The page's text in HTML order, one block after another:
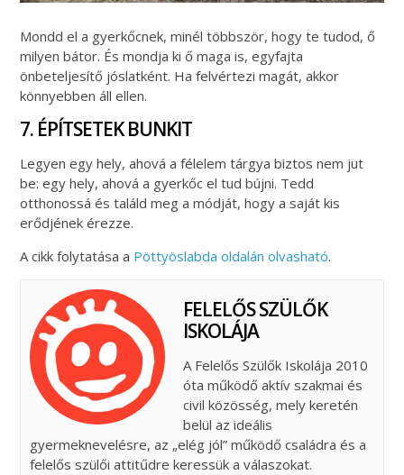
Mondd el a gyerkőcnek, minél többször, hogy te tudod, ő
milyen bátor. És mondja ki ő maga is, egyfajta
önbeteljesítő jóslatként. Ha felvértezi magát, akkor
könnyebben áll ellen.
7. ÉPÍTSETEK BUNKIT
Legyen egy hely, ahová a félelem tárgya biztos nem jut
be: egy hely, ahová a gyerkőc el tud bújni. Tedd
otthonossá és találd meg a módját, hogy a saját kis
erődjének érezze.
A cikk folytatása a Pöttyöslabda oldalán olvasható.
FELELŐS SZÜLŐK
ISKOLÁJA
A Felelős Szülők Iskolája 2010
óta működő aktív szakmai és
civil közösség, mely keretén
belül az ideális
gyermeknevelésre, az „elég jól” működő családra és a
felelős szülői attitűdre keressük a válaszokat.